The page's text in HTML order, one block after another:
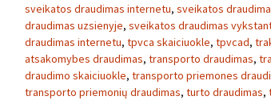
sveikatos draudimas internetu, sveikatos
draudimas uzsienyje, sveikatos draudimas
draudimas internetu, tpvca skaiciuokle, tpvcad,
atsakomybes draudimas, transporto draudimas,
draudimo skaiciuokle, transporto priemones
transporto priemonių draudimas, turto draudimas,